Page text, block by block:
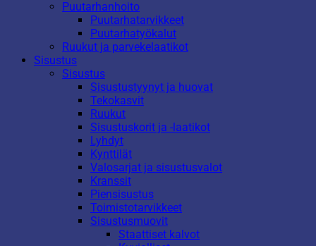
Puutarhanhoito
Puutarhatarvikkeet
Puutarhatyökalut
Ruukut ja parvekelaatikot
Sisustus
Sisustus
Sisustustyynyt ja huovat
Tekokasvit
Ruukut
Sisustuskorit ja -laatikot
Lyhdyt
Kynttilät
Valosarjat ja sisustusvalot
Kranssit
Piensisustus
Toimistotarvikkeet
Sisustusmuovit
Staattiset kalvot